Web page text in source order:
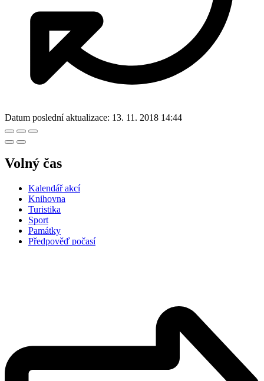
Datum poslední aktualizace: 13. 11. 2018 14:44
Volný čas
Kalendář akcí
Knihovna
Turistika
Sport
Památky
Předpověď počasí